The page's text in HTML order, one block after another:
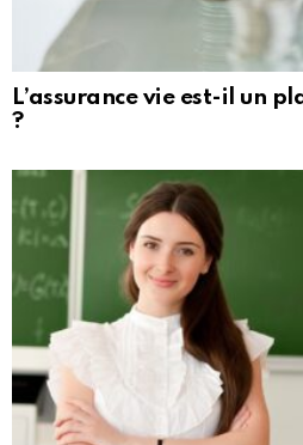
L’assurance vie est-il un
?